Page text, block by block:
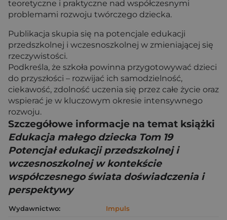
teoretyczne i praktyczne nad współczesnymi
problemami rozwoju twórczego dziecka.
Publikacja skupia się na potencjale edukacji
przedszkolnej i wczesnoszkolnej w zmieniającej się
rzeczywistości.
Podkreśla, że szkoła powinna przygotowywać dzieci
do przyszłości – rozwijać ich samodzielność,
ciekawość, zdolność uczenia się przez całe życie oraz
wspierać je w kluczowym okresie intensywnego
rozwoju.
Szczegółowe informacje na temat książki
Edukacja małego dziecka Tom 19
Potencjał edukacji przedszkolnej i
wczesnoszkolnej w kontekście
współczesnego świata doświadczenia i
perspektywy
Wydawnictwo:
Impuls